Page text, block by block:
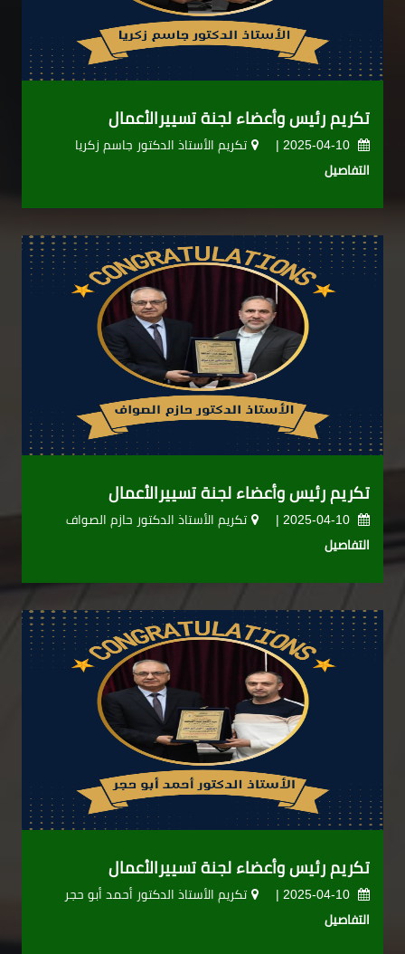
تكريم رئيس وأعضاء لجنة تسييرالأعمال
2025-04-10 |
تكريم الأستاذ الدكتور جاسم زكريا
التفاصيل
تكريم رئيس وأعضاء لجنة تسييرالأعمال
2025-04-10 |
تكريم الأستاذ الدكتور حازم الصواف
التفاصيل
تكريم رئيس وأعضاء لجنة تسييرالأعمال
2025-04-10 |
تكريم الأستاذ الدكتور أحمد أبو حجر
التفاصيل